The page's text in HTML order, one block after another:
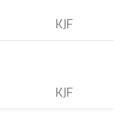
KJF
KJF